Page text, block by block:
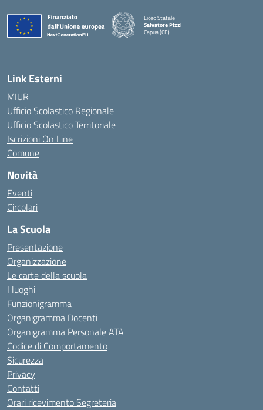
Liceo Statale
Salvatore Pizzi
Capua (CE)
— Visita la pagina iniziale della scuola
Link Esterni
MIUR
Ufficio Scolastico Regionale
Ufficio Scolastico Territoriale
Iscrizioni On Line
Comune
Novità
Eventi
Circolari
La Scuola
Presentazione
Organizzazione
Le carte della scuola
I luoghi
Funzionigramma
Organigramma Docenti
Organigramma Personale ATA
Codice di Comportamento
Sicurezza
Privacy
Contatti
Orari ricevimento Segreteria